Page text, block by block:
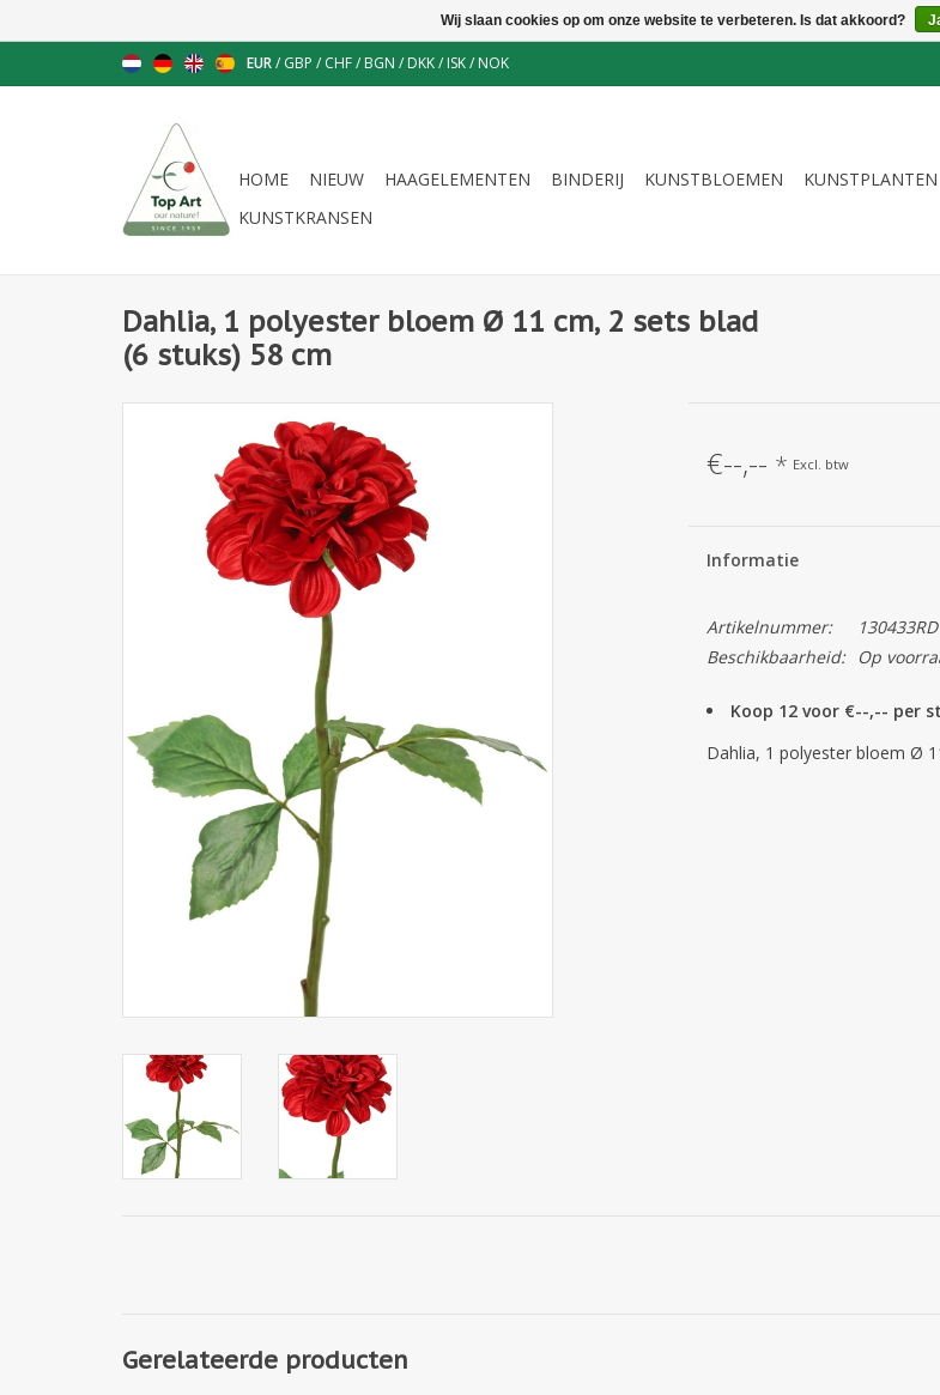
EUR/ GBP / CHF/ BGN / DKK/ ISK/ NOK
HOME NIEUW HAAGELEMENTEN BINDERIJ KUNSTBLOEMEN KUNSTPLANTEN
KUNSTKRANSEN
Dahlia, 1 polyester bloem Ø 11 cm, 2 sets blad
(6 stuks) 58 cm
€--,-- * Excl. btw
Informatie
Artikelnummer:
130433RD
Beschikbaarheid:
Op
Koop 12 voor €--,-- per
Dahlia, 1 polyester bloem Ø
Gerelateerde producten
Wij slaan cookies op om onze website te verbeteren. Is dat akkoord?